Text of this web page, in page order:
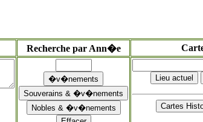
Recherche par Ann�e